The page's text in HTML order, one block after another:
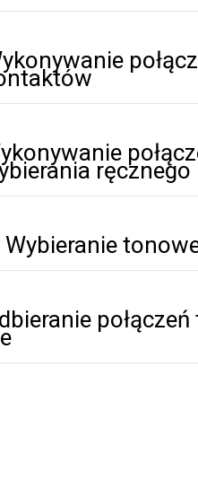
ręcznego
Wybieranie